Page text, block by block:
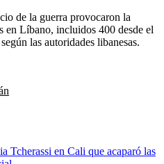
de la guerra provocaron la
en Líbano, incluidos 400 desde el
las autoridades libanesas.
Tcherassi en Cali que acaparó las